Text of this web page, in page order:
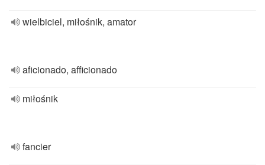
wielbiciel, miłośnik, amator
aficionado, afficionado
miłośnik
fancier